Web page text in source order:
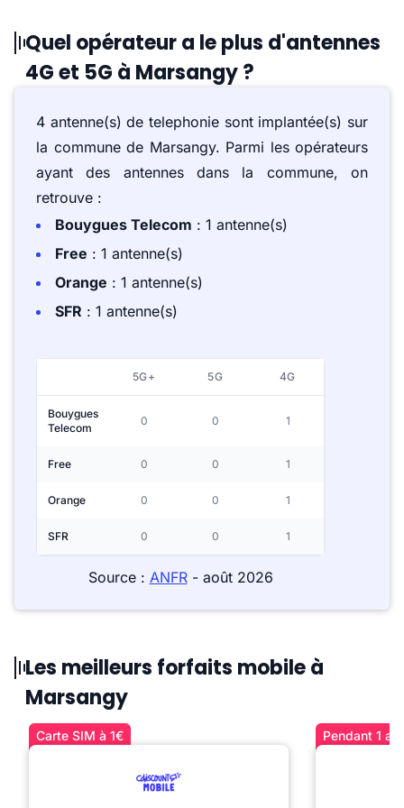
Quel opérateur a le plus d'antennes
4G et 5G à Marsangy ?
4 antenne(s) de telephonie sont implantée(s) sur
la commune de Marsangy. Parmi les opérateurs
ayant des antennes dans la commune, on
retrouve :
Bouygues Telecom : 1 antenne(s)
Free : 1 antenne(s)
Orange : 1 antenne(s)
SFR : 1 antenne(s)
5G+ 5G 4G
Bouygues
Telecom
0 0 1
Free 0 0 1
Orange 0 0 1
SFR 0 0 1
Source : ANFR- août 2026
Les meilleurs forfaits mobile à
Marsangy
Carte SIM à 1€ Pendant 1